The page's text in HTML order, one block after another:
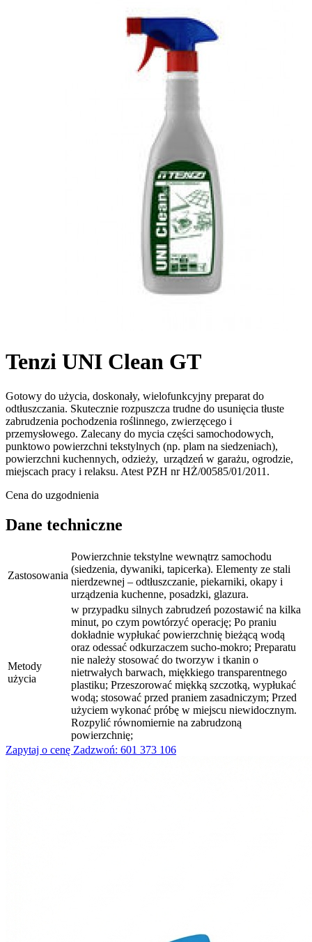
Tenzi UNI Clean GT
Gotowy do użycia, doskonały, wielofunkcyjny preparat do
odtłuszczania. Skutecznie rozpuszcza trudne do usunięcia tłuste
zabrudzenia pochodzenia roślinnego, zwierzęcego i
przemysłowego. Zalecany do mycia części samochodowych,
punktowo powierzchni tekstylnych (np. plam na siedzeniach),
powierzchni kuchennych, odzieży, urządzeń w garażu, ogrodzie,
miejscach pracy i relaksu. Atest PZH nr HŻ/00585/01/2011.
Cena do uzgodnienia
Dane techniczne
Zastosowania
Powierzchnie tekstylne wewnątrz samochodu
(siedzenia, dywaniki, tapicerka). Elementy ze stali
nierdzewnej – odtłuszczanie, piekarniki, okapy i
urządzenia kuchenne, posadzki, glazura.
Metody
użycia
w przypadku silnych zabrudzeń pozostawić na kilka
minut, po czym powtórzyć operację; Po praniu
dokładnie wypłukać powierzchnię bieżącą wodą
oraz odessać odkurzaczem sucho-mokro; Preparatu
nie należy stosować do tworzyw i tkanin o
nietrwałych barwach, miękkiego transparentnego
plastiku; Przeszorować miękką szczotką, wypłukać
wodą; stosować przed praniem zasadniczym; Przed
użyciem wykonać próbę w miejscu niewidocznym.
Rozpylić równomiernie na zabrudzoną
powierzchnię;
Zapytaj o cenę Zadzwoń: 601 373 106